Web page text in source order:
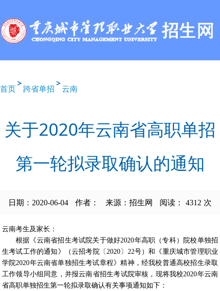
首页 跨省单招 云南
关于2020年云南省高职单招
第一轮拟录取确认的通知
日期：2020-06-04 作者： 来源：招生网 阅读： 4312 次
云南考生及家长：
根据《云南省招生考试院关于做好2020年高职（专科）院校单独招
生考试工作的通知》（云招考院〔2020 〕 22号）和《重庆城市管理职业
学院2020年云南省单独招生考试章程》精神，经我校普通高校招生录取
工作领导小组同意，并报云南省招生考试院审核，现将我校2020年云南
省高职单独招生第一轮拟录取确认有关事项通知如下：